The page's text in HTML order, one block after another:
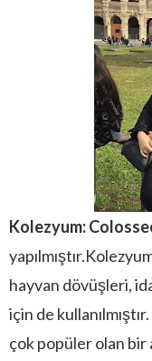
Kolezyum:
hayvan dövüşleri,
için de
çok popüler olan